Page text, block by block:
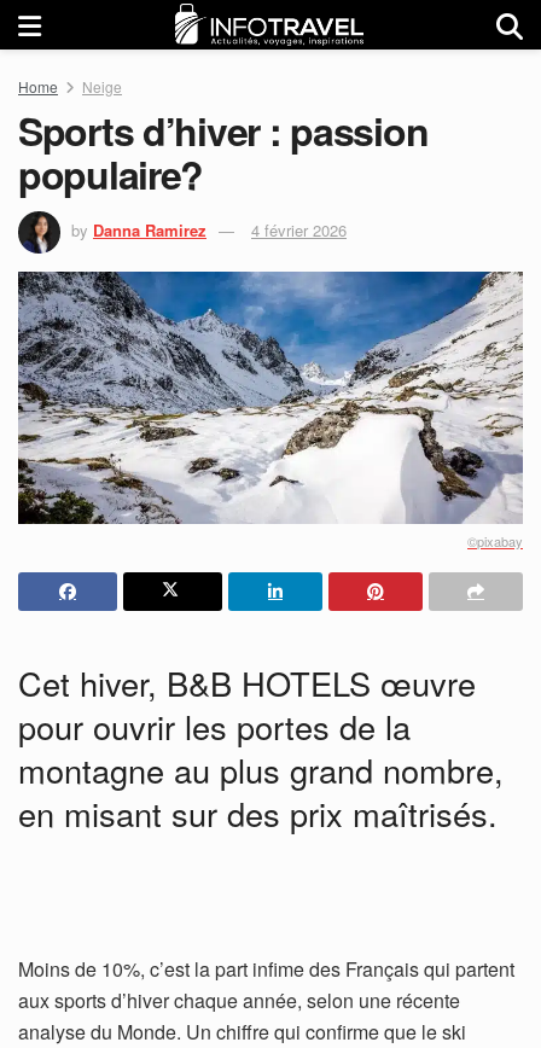
Home Neige
Sports d’hiver : passion
populaire?
by Danna Ramirez 4 février 2026
©pixabay
Cet hiver, B&B HOTELS œuvre
pour ouvrir les portes de la
montagne au plus grand nombre,
en misant sur des prix maîtrisés.
Moins de 10%, c’est la part infime des Français qui partent
aux sports d’hiver chaque année, selon une récente
analyse du Monde. Un chiffre qui confirme que le ski